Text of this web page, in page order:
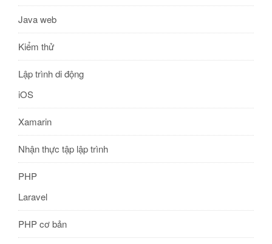
Java web
Kiểm thử
Lập trình di động
iOS
Xamarin
Nhận thực tập lập trình
PHP
Laravel
PHP cơ bản